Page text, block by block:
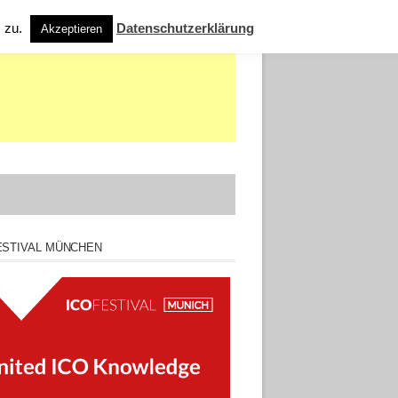
MÜNCHEN
zu. Akzeptieren Datenschutzerklärung